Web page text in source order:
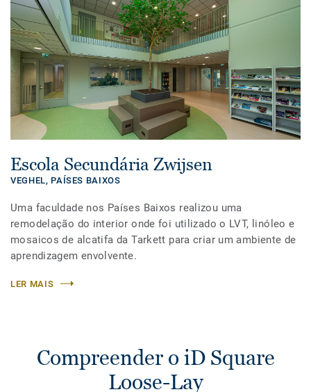
Escola Secundária Zwijsen
VEGHEL, PAÍSES BAIXOS
Uma faculdade nos Países Baixos realizou uma
remodelação do interior onde foi utilizado o LVT, linóleo e
mosaicos de alcatifa da Tarkett para criar um ambiente de
aprendizagem envolvente.
LER MAIS
Compreender o iD Square
Loose-Lay